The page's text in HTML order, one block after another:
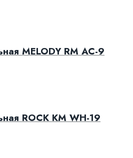
MELODY RM AC-9
ROCK KM WH-19